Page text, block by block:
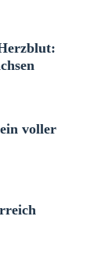
voller